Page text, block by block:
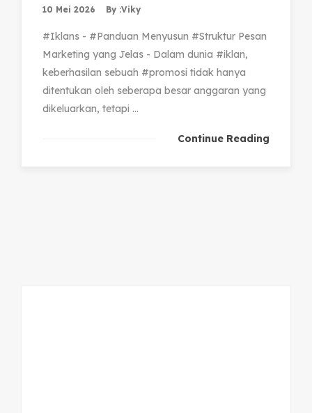
10 Mei 2026 By :Viky
#Iklans - #Panduan Menyusun #Struktur Pesan
Marketing yang Jelas - Dalam dunia #iklan,
keberhasilan sebuah #promosi tidak hanya
ditentukan oleh seberapa besar anggaran yang
dikeluarkan, tetapi ...
Continue Reading